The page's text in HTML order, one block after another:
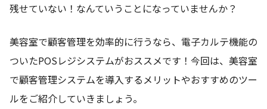
残せていない！なんていうことになっていませんか？
美容室で顧客管理を効率的に行うなら、電子カルテ機能の
ついたPOSレジシステムがおススメです！今回は、美容室
で顧客管理システムを導入するメリットやおすすめのツー
ルをご紹介していきましょう。